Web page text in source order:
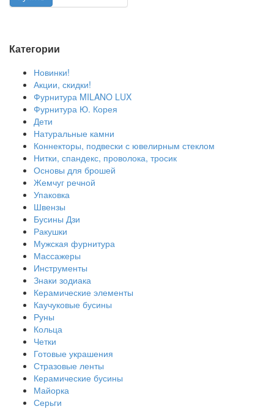
Категории
Новинки!
Акции, скидки!
Фурнитура MILANO LUX
Фурнитура Ю. Корея
Дети
Натуральные камни
Коннекторы, подвески с ювелирным стеклом
Нитки, спандекс, проволока, тросик
Основы для брошей
Жемчуг речной
Упаковка
Швензы
Бусины Дзи
Ракушки
Мужская фурнитура
Массажеры
Инструменты
Знаки зодиака
Керамические элементы
Каучуковые бусины
Руны
Кольца
Четки
Готовые украшения
Стразовые ленты
Керамические бусины
Майорка
Серьги